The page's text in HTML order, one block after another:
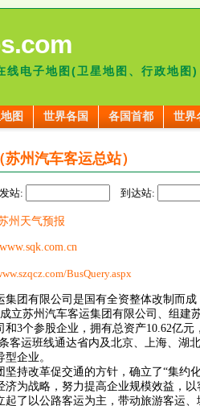
线电子地图(卫星地图、行政地图)
图 世界各国 各国首都 世界
州汽车客运总站）
站: 到达站:
州天气预报
BusQuery.aspx
有限公司是国有全资整体改制而成
立苏州汽车客运集团有限公司、组
和3个参股企业，拥有总资产10.62亿
客运班线通达省内及北京、上海、湖
企业。
坚持改革促交通的方针，确立了“集约
济为战略，努力提高企业规模效益，
起了以公路客运为主，带动旅游客运